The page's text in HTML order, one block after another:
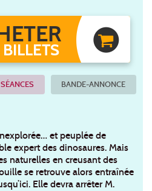
BANDE-ANNONCE
et peuplée de
expert des dinosaures. Mais
naturelles en creusant des
se retrouve alors entraînée
Elle devra arrêter M.